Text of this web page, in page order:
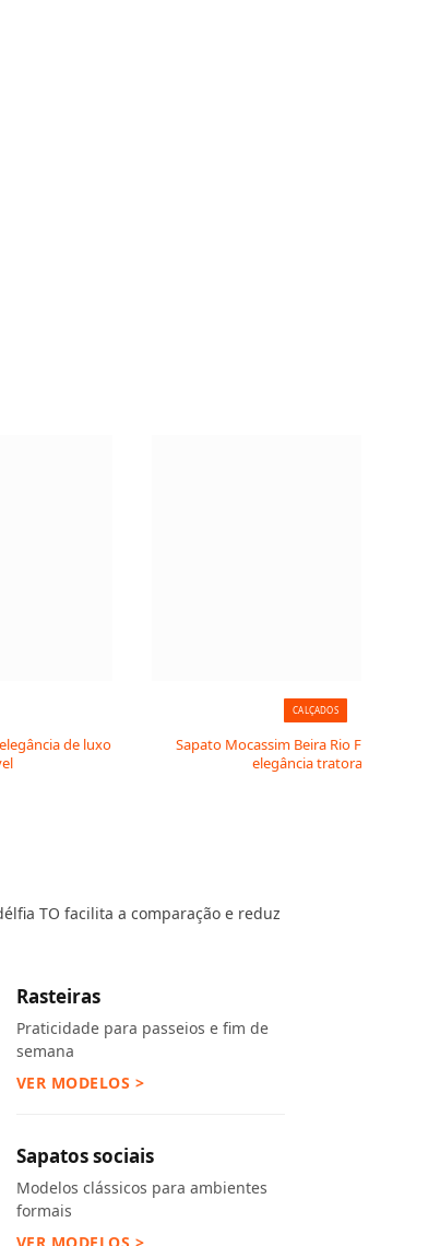
de luxo
CALÇADOS
Sapato Mocassim Beira Rio Fivela
elegância tratorada
TO facilita a comparação e reduz
Rasteiras
Praticidade para passeios e fim de
semana
VER MODELOS >
Sapatos sociais
Modelos clássicos para ambientes
formais